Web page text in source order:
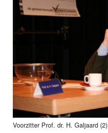
Voorzitter Prof. dr. H. Galjaard (2)